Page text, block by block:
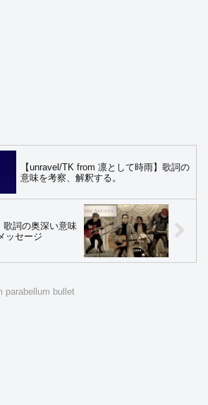
【unravel/TK from 凛として時雨】歌詞の
意味を考察、解釈する。
歌詞の奥深い意味
ッセージ
parabellum bullet